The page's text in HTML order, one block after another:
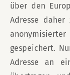
über den
Adresse daher
gespeichert.
Adresse an